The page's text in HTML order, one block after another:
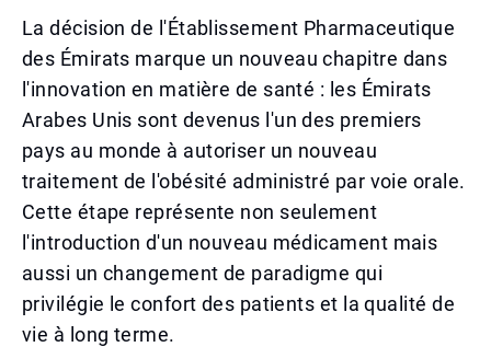
La décision de l'Établissement Pharmaceutique
des Émirats marque un nouveau chapitre dans
l'innovation en matière de santé : les Émirats
Arabes Unis sont devenus l'un des premiers
pays au monde à autoriser un nouveau
traitement de l'obésité administré par voie orale.
Cette étape représente non seulement
l'introduction d'un nouveau médicament mais
aussi un changement de paradigme qui
privilégie le confort des patients et la qualité de
vie à long terme.